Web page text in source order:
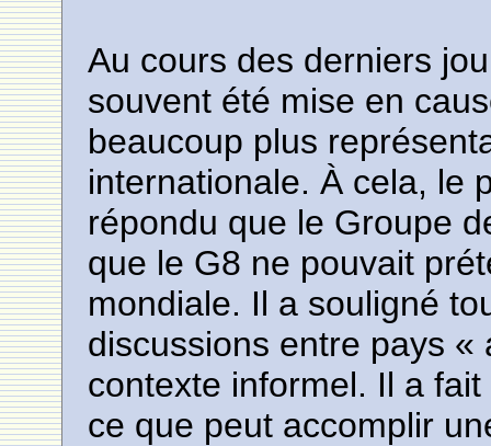
Au cours des derniers
souvent été mise en
beaucoup plus
internationale. À cela, le
répondu que le Groupe
que le G8 ne pouvait
mondiale. Il a souligné
discussions entre pays
contexte informel. Il a
ce que peut accomplir